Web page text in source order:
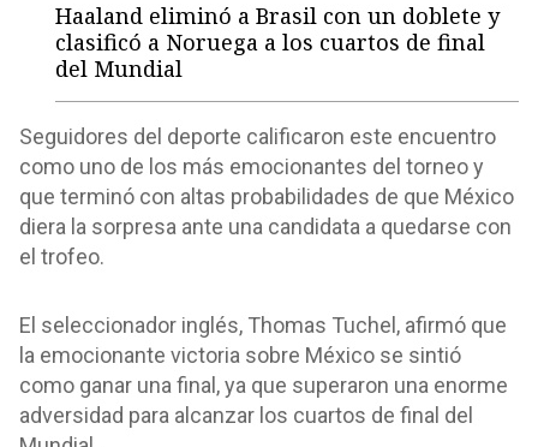
Haaland eliminó a Brasil con un doblete y
clasificó a Noruega a los cuartos de final
del Mundial
Seguidores del deporte calificaron este encuentro
como uno de los más emocionantes del torneo y
que terminó con altas probabilidades de que México
diera la sorpresa ante una candidata a quedarse con
el trofeo.
El seleccionador inglés, Thomas Tuchel, afirmó que
la emocionante victoria sobre México se sintió
como ganar una final, ya que superaron una enorme
adversidad para alcanzar los cuartos de final del